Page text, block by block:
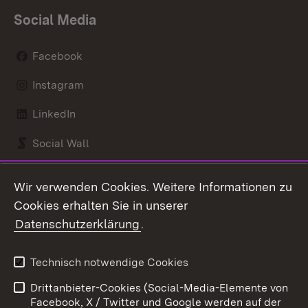
Social Media
Facebook
Instagram
LinkedIn
Social Wall
Kontakt
Barrierefreiheit
Impressum
Cookies
Wir verwenden Cookies. Weitere Informationen zu
Cookies erhalten Sie in unserer
Datenschutzerklärung.
Technisch notwendige Cookies
Drittanbieter-Cookies (Social-Media-Elemente von
Facebook, X / Twitter und Google werden auf der